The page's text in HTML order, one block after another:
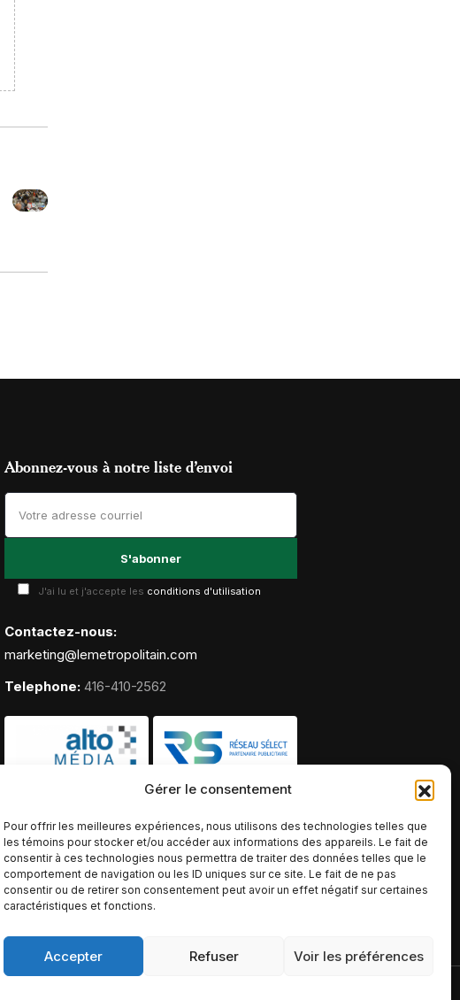
Gérer le consentement
Pour offrir les meilleures expériences, nous utilisons des technologies telles que
les témoins pour stocker et/ou accéder aux informations des appareils. Le fait de
consentir à ces technologies nous permettra de traiter des données telles que le
comportement de navigation ou les ID uniques sur ce site. Le fait de ne pas
consentir ou de retirer son consentement peut avoir un effet négatif sur certaines
caractéristiques et fonctions.
Accepter Refuser Voir les préférences
Abonnez-vous à notre liste d’envoi
J'ai lu et j'accepte les conditions d'utilisation
Contactez-nous:
marketing@lemetropolitain.com
Telephone: 416-410-2562